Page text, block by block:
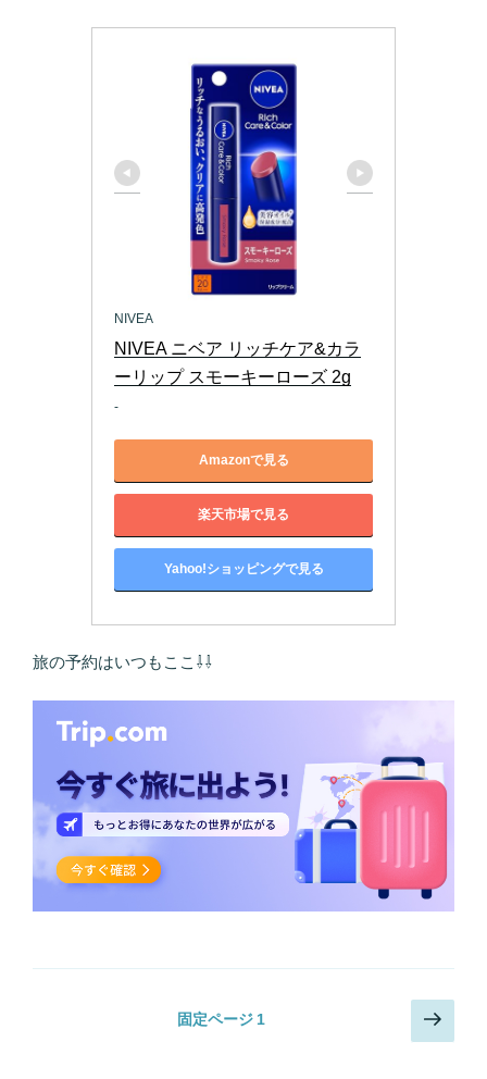
NIVEA
NIVEA ニベア リッチケア&カラ
ーリップ スモーキーローズ 2g
-
Amazonで見る
楽天市場で見る
Yahoo!ショッピングで見る
旅の予約はいつもここ⇩⇩
固定ページ 1
次
の